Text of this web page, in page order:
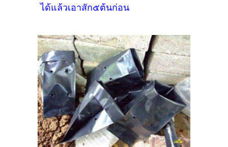
ได้แล้วเอาสัก๕ต้นก่อน